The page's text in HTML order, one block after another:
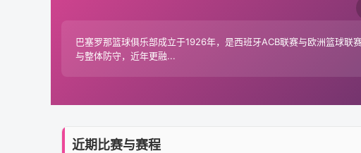
巴塞罗那篮球俱乐部成立于1926年，是西班牙ACB联赛与欧洲篮球
与整体防守，近年更融...
近期比赛与赛程